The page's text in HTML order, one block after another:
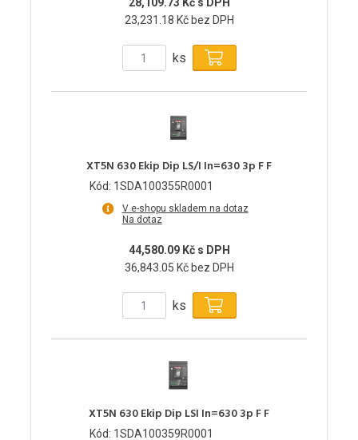
28,109.73 Kč s DPH
23,231.18 Kč bez DPH
ks
XT5N 630 Ekip Dip LS/I In=630 3p F F
Kód: 1SDA100355R0001
V e-shopu skladem na dotaz
Na dotaz
44,580.09 Kč s DPH
36,843.05 Kč bez DPH
ks
XT5N 630 Ekip Dip LSI In=630 3p F F
Kód: 1SDA100359R0001